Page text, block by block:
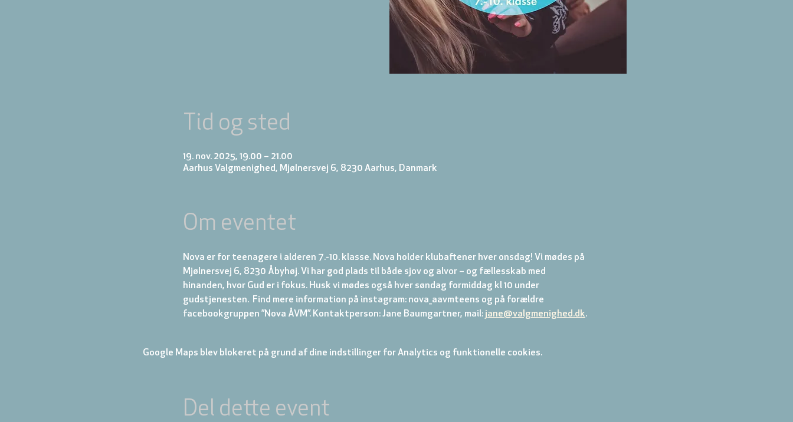
Tid og sted
19. nov. 2025, 19.00 – 21.00
Aarhus Valgmenighed, Mjølnersvej 6, 8230 Aarhus, Danmark
Om eventet
Nova er for teenagere i alderen 7.-10. klasse. Nova holder klubaftener hver onsdag! Vi mødes på
Mjølnersvej 6, 8230 Åbyhøj. Vi har god plads til både sjov og alvor – og fællesskab med
hinanden, hvor Gud er i fokus. Husk vi mødes også hver søndag formiddag kl 10 under
gudstjenesten.  Find mere information på instagram: nova_aavmteens og på forældre
facebookgruppen ”Nova ÅVM”. Kontaktperson: Jane Baumgartner, mail: jane@valgmenighed.dk.
Google Maps blev blokeret på grund af dine indstillinger for Analytics og funktionelle cookies.
Del dette event